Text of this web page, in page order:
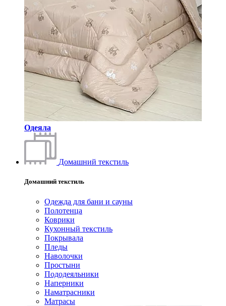
Одеяла
Домашний текстиль
Домашний текстиль
Одежда для бани и сауны
Полотенца
Коврики
Кухонный текстиль
Покрывала
Пледы
Наволочки
Простыни
Пододеяльники
Наперники
Наматрасники
Матрасы